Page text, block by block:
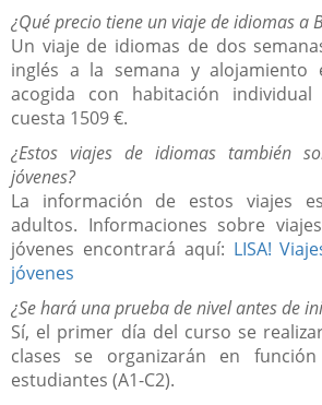
¿Qué precio tiene un viaje de idiomas a
Un viaje de idiomas de dos
inglés a la semana y alojamiento
acogida con habitación
cuesta 1509 €.
¿Estos viajes de idiomas también
jóvenes?
La información de estos viajes
adultos. Informaciones sobre
jóvenes encontrará aquí: LISA!
jóvenes
¿Se hará una prueba de nivel antes de
Sí, el primer día del curso se
clases se organizarán en
estudiantes (A1-C2).